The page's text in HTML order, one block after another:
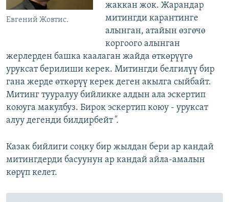
Евгений Жовтис.
жаккан жок. Жарандар
митингди карантинге
алынган, атайын өзгөчө
коргоого алынган
жерлерден башка каалаган жайда өткөрүүгө
уруксат берилиши керек. Митингди белгилүү бир
гана жерде өткөрүү керек деген акылга сыйбайт.
Митинг тууралуу бийликке алдын ала эскертип
коюуга макулбуз. Бирок эскертип коюу - уруксат
алуу дегенди билдирбейт".
Казак бийлиги соңку бир жылдан бери ар кандай
митингдерди басуунун ар кандай айла-амалын
көрүп келет.